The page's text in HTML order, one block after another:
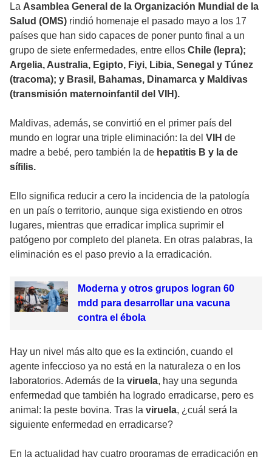
La Asamblea General de la Organización Mundial de la
Salud (OMS) rindió homenaje el pasado mayo a los 17
países que han sido capaces de poner punto final a un
grupo de siete enfermedades, entre ellos Chile (lepra);
Argelia, Australia, Egipto, Fiyi, Libia, Senegal y Túnez
(tracoma); y Brasil, Bahamas, Dinamarca y Maldivas
(transmisión maternoinfantil del VIH).
Maldivas, además, se convirtió en el primer país del
mundo en lograr una triple eliminación: la del VIH de
madre a bebé, pero también la de hepatitis B y la de
sífilis.
Ello significa reducir a cero la incidencia de la patología
en un país o territorio, aunque siga existiendo en otros
lugares, mientras que erradicar implica suprimir el
patógeno por completo del planeta. En otras palabras, la
eliminación es el paso previo a la erradicación.
Moderna y otros grupos logran 60
mdd para desarrollar una vacuna
contra el ébola
Hay un nivel más alto que es la extinción, cuando el
agente infeccioso ya no está en la naturaleza o en los
laboratorios. Además de la viruela, hay una segunda
enfermedad que también ha logrado erradicarse, pero es
animal: la peste bovina. Tras la viruela, ¿cuál será la
siguiente enfermedad en erradicarse?
En la actualidad hay cuatro programas de erradicación en